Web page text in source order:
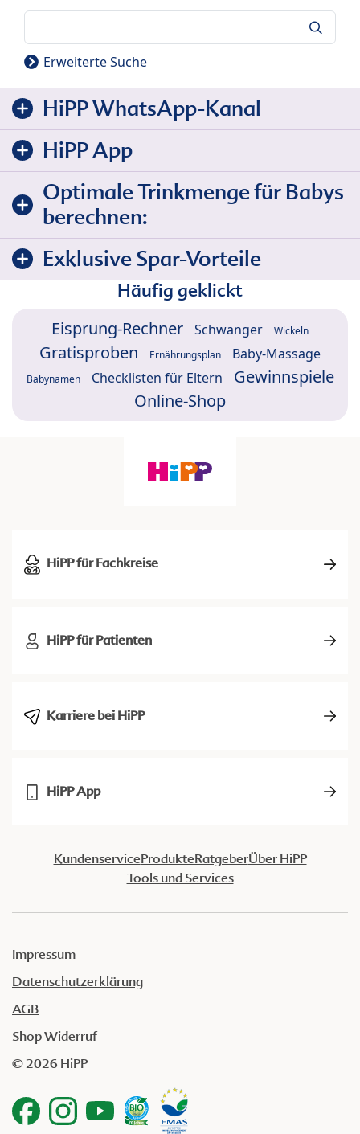
Erweiterte Suche
HiPP WhatsApp-Kanal
HiPP App
Optimale Trinkmenge für Babys
berechnen:
Exklusive Spar-Vorteile
Häufig geklickt
Eisprung-Rechner Schwanger Wickeln
Gratisproben Ernährungsplan Baby-Massage
Babynamen Checklisten für Eltern
Gewinnspiele
Online-Shop
HiPP für Fachkreise
HiPP für Patienten
Karriere bei HiPP
HiPP App
KundenserviceProdukteRatgeberÜber HiPP
Tools und Services
Impressum
Datenschutzerklärung
AGB
Shop Widerruf
© 2026 HiPP